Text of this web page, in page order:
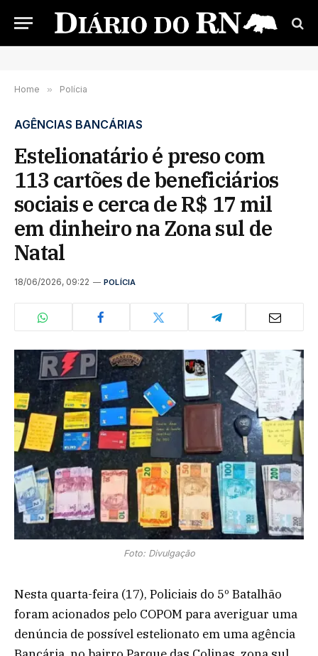
Home » Polícia
AGÊNCIAS BANCÁRIAS
Estelionatário é preso com
113 cartões de beneficiários
sociais e cerca de R$ 17 mil
em dinheiro na Zona sul de
Natal
18/06/2026, 09:22 POLÍCIA
Foto: Divulgação
Nesta quarta-feira (17), Policiais do 5º Batalhão
foram acionados pelo COPOM para averiguar uma
denúncia de possível estelionato em uma agência